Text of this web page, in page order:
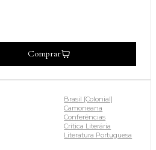
Comprar
Brasil [Colonial]
Camoneana
Conferências
Crítica Literária
Literatura Portuguesa